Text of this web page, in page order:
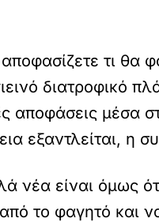
τι θα
διατροφικό
αποφάσεις μέσα
εξαντλείται, η
νέα είναι όμως
το φαγητό και